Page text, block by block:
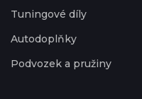
Tuningové díly
Autodoplňky
Podvozek a pružiny